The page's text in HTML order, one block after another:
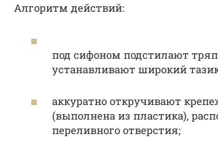
Алгоритм действий:
под сифоном подстилают
устанавливают широкий
аккуратно откручивают
(выполнена из пластика),
переливного отверстия;